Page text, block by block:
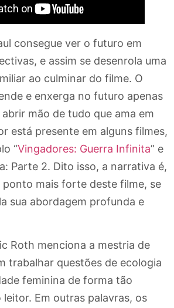
consegue ver o futuro em
e assim se desenrola uma
ao culminar do filme. O
e enxerga no futuro apenas
mão de tudo que ama em
está presente em alguns filmes,
“Vingadores: Guerra Infinita” e
Parte 2. Dito isso, a narrativa é,
ponto mais forte deste filme, se
sua abordagem profunda e
Roth menciona a mestria de
trabalhar questões de ecologia
feminina de forma tão
Em outras palavras, os